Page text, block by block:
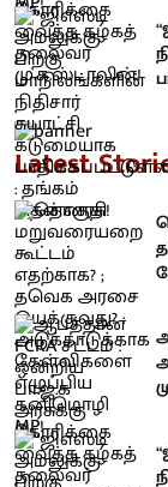
Latest